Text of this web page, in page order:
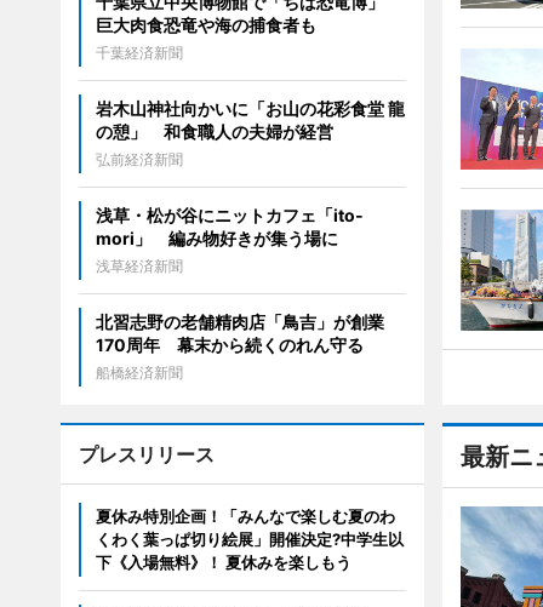
最新ニ
巨大肉食恐竜や海の捕食者も
千葉経済新聞
岩木山神社向かいに「お山の花彩食堂 龍
の憩」 和食職人の夫婦が経営
弘前経済新聞
浅草・松が谷にニットカフェ「ito-
mori」 編み物好きが集う場に
浅草経済新聞
北習志野の老舗精肉店「鳥吉」が創業
170周年 幕末から続くのれん守る
船橋経済新聞
プレスリリース
夏休み特別企画！「みんなで楽しむ夏のわ
くわく葉っぱ切り絵展」開催決定?中学生以
下《入場無料》！ 夏休みを楽しもう